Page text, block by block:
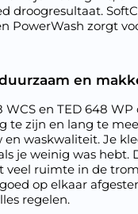
droogresultaat.
PowerWash zorgt
en
WCS en TED 648
te zijn en lang te
en waskwaliteit. Je
je weinig was hebt.
veel ruimte in de
op elkaar
regelen.